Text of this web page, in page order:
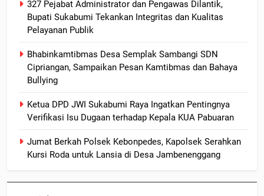
327 Pejabat Administrator dan Pengawas Dilantik,
Bupati Sukabumi Tekankan Integritas dan Kualitas
Pelayanan Publik
Bhabinkamtibmas Desa Semplak Sambangi SDN
Cipriangan, Sampaikan Pesan Kamtibmas dan Bahaya
Bullying
Ketua DPD JWI Sukabumi Raya Ingatkan Pentingnya
Verifikasi Isu Dugaan terhadap Kepala KUA Pabuaran
Jumat Berkah Polsek Kebonpedes, Kapolsek Serahkan
Kursi Roda untuk Lansia di Desa Jambenenggang